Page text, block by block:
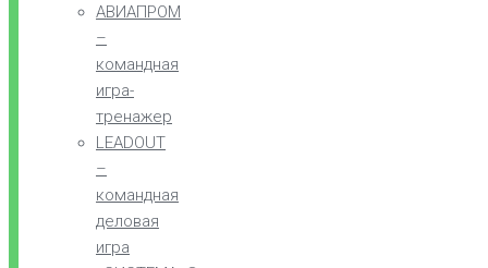
АВИАПРОМ
–
командная
игра-
тренажер
LEADOUT
–
командная
деловая
игра